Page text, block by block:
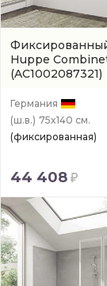
Huppe
(AC1002087321)
Германия
(ш.в.) 75x140 см.
(фиксированная)
44 408